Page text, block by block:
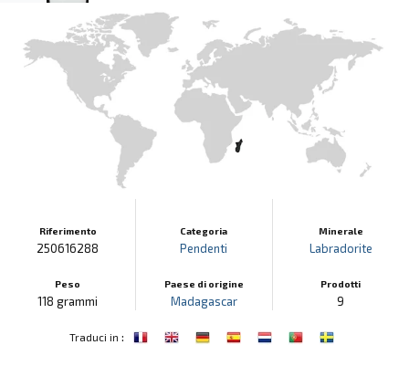
Riferimento
250616288
Peso
118 grammi
Categoria
Pendenti
Paese di origine
Madagascar
Minerale
Labradorite
Prodotti
9
Traduci in :